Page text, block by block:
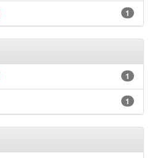
1
1
1